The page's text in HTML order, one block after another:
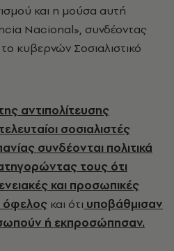
και η μούσα αυτή
Nacional», συνδέοντας
κυβερνών Σοσιαλιστικό
αντιπολίτευσης
σοσιαλιστές
συνδέονται πολιτικά
τους ότι
και προσωπικές
όφελος και ότι υποβάθμισαν
ή εκπροσώπησαν.